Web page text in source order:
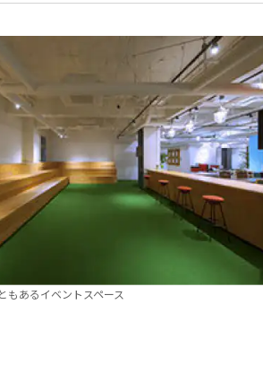
もあるイベントスペース